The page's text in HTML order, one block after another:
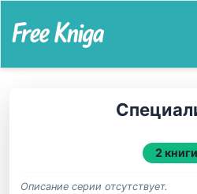
2 книги
Описание серии отсутствует.